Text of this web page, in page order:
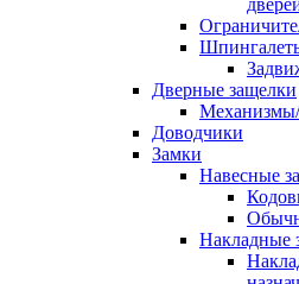
Дверные защелки
Механизмы/
Доводчики
Замки
Навесные
Накладные